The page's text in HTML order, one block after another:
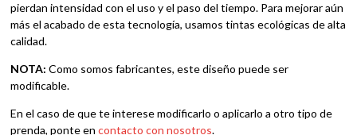
pierdan intensidad con el uso y el paso del tiempo. Para mejorar aún
más el acabado de esta tecnología, usamos tintas ecológicas de alta
calidad.
NOTA: Como somos fabricantes, este diseño puede ser
modificable.
En el caso de que te interese modificarlo o aplicarlo a otro tipo de
prenda, ponte encontacto con nosotros.